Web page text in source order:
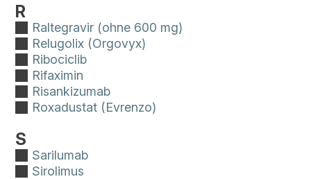
R
Raltegravir (ohne 600 mg)
Relugolix (Orgovyx)
Ribociclib
Rifaximin
Risankizumab
Roxadustat (Evrenzo)
S
Sarilumab
Sirolimus